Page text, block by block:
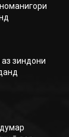
зиндони